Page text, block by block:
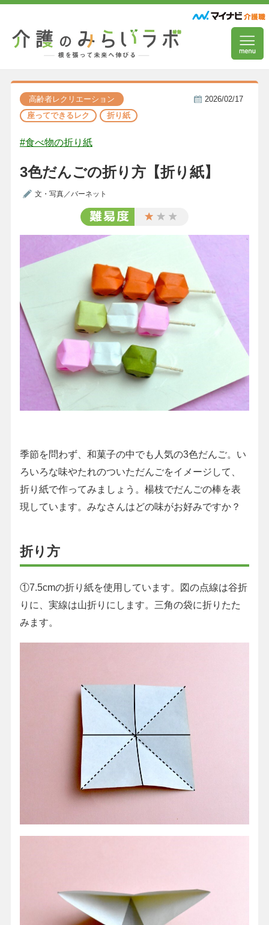
高齢者レクリエーション
座ってできるレク
折り紙
2026/02/17
#食べ物の折り紙
3色だんごの折り方【折り紙】
文・写真／バーネット
季節を問わず、和菓子の中でも人気の3色だんご。い
ろいろな味やたれのついただんごをイメージして、
折り紙で作ってみましょう。楊枝でだんごの棒を表
現しています。みなさんはどの味がお好みですか？
折り方
①7.5cmの折り紙を使用しています。図の点線は谷折
りに、実線は山折りにします。三角の袋に折りたた
みます。